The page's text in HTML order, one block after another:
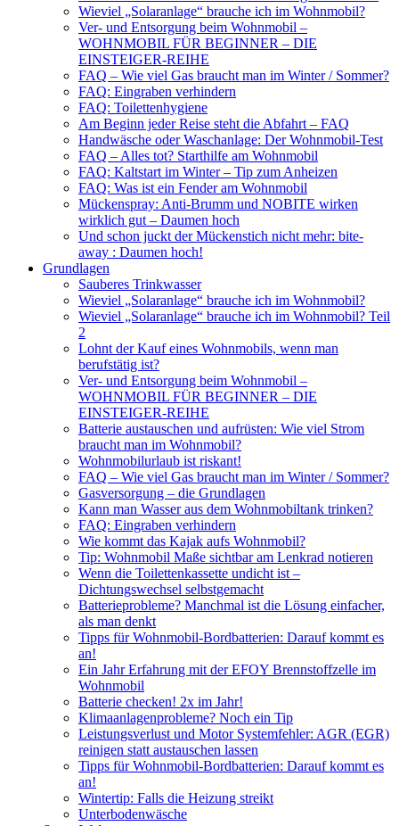
Wieviel „Solaranlage“ brauche ich im Wohnmobil?
Ver- und Entsorgung beim Wohnmobil –
WOHNMOBIL FÜR BEGINNER – DIE
EINSTEIGER-REIHE
FAQ – Wie viel Gas braucht man im Winter / Sommer?
FAQ: Eingraben verhindern
FAQ: Toilettenhygiene
Am Beginn jeder Reise steht die Abfahrt – FAQ
Handwäsche oder Waschanlage: Der Wohnmobil-Test
FAQ – Alles tot? Starthilfe am Wohnmobil
FAQ: Kaltstart im Winter – Tip zum Anheizen
FAQ: Was ist ein Fender am Wohnmobil
Mückenspray: Anti-Brumm und NOBITE wirken
wirklich gut – Daumen hoch
Und schon juckt der Mückenstich nicht mehr: bite-
away : Daumen hoch!
Grundlagen
Sauberes Trinkwasser
Wieviel „Solaranlage“ brauche ich im Wohnmobil?
Wieviel „Solaranlage“ brauche ich im Wohnmobil? Teil
2
Lohnt der Kauf eines Wohnmobils, wenn man
berufstätig ist?
Ver- und Entsorgung beim Wohnmobil –
WOHNMOBIL FÜR BEGINNER – DIE
EINSTEIGER-REIHE
Batterie austauschen und aufrüsten: Wie viel Strom
braucht man im Wohnmobil?
Wohnmobilurlaub ist riskant!
FAQ – Wie viel Gas braucht man im Winter / Sommer?
Gasversorgung – die Grundlagen
Kann man Wasser aus dem Wohnmobiltank trinken?
FAQ: Eingraben verhindern
Wie kommt das Kajak aufs Wohnmobil?
Tip: Wohnmobil Maße sichtbar am Lenkrad notieren
Wenn die Toilettenkassette undicht ist –
Dichtungswechsel selbstgemacht
Batterieprobleme? Manchmal ist die Lösung einfacher,
als man denkt
Tipps für Wohnmobil-Bordbatterien: Darauf kommt es
an!
Ein Jahr Erfahrung mit der EFOY Brennstoffzelle im
Wohnmobil
Batterie checken! 2x im Jahr!
Klimaanlagenprobleme? Noch ein Tip
Leistungsverlust und Motor Systemfehler: AGR (EGR)
reinigen statt austauschen lassen
Tipps für Wohnmobil-Bordbatterien: Darauf kommt es
an!
Wintertip: Falls die Heizung streikt
Unterbodenwäsche